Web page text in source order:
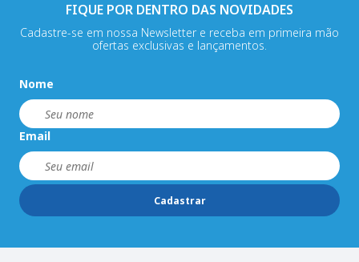
FIQUE POR DENTRO DAS NOVIDADES
Cadastre-se em nossa Newsletter e receba em primeira mão
ofertas exclusivas e lançamentos.
Nome
Email
Cadastrar